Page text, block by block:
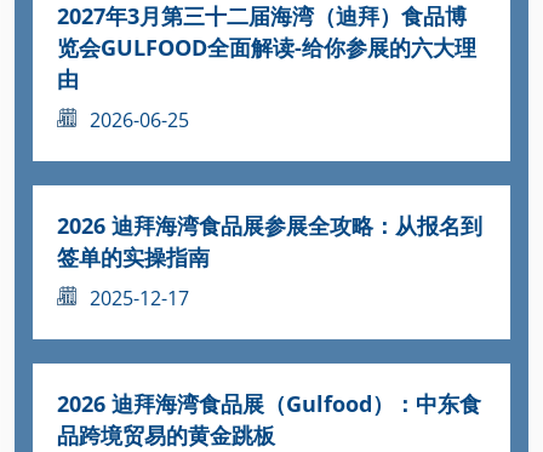
2027年3月第三十二届海湾（迪拜）食品博
览会GULFOOD全面解读-给你参展的六大理
由
2026-06-25
2026 迪拜海湾食品展参展全攻略：从报名到
签单的实操指南
2025-12-17
2026 迪拜海湾食品展（Gulfood）：中东食
品跨境贸易的黄金跳板